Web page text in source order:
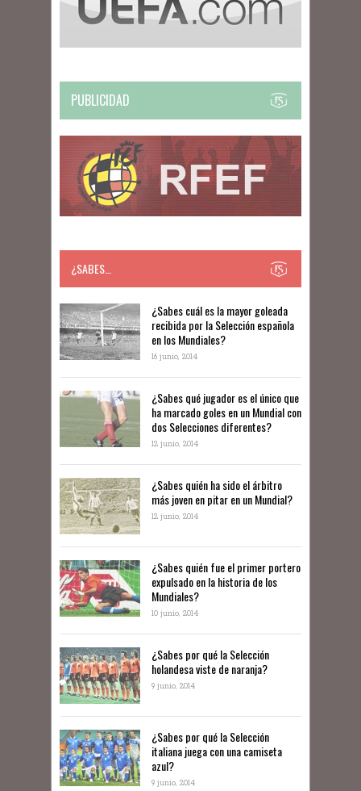
PUBLICIDAD
¿SABES…
​​¿Sabes cuál es la mayor goleada
recibida por la Selección española
en los Mundiales?
16 junio, 2014
¿Sabes qué jugador es el único que
ha marcado goles en un Mundial con
dos Selecciones diferentes?
12 junio, 2014
¿Sabes quién ha sido el árbitro
más joven en pitar en un Mundial?
12 junio, 2014
¿Sabes quién fue el primer portero
expulsado en la historia de los
Mundiales?
10 junio, 2014
​¿Sabes por qué la Selección
holandesa viste de naranja?
9 junio, 2014
¿Sabes por qué la Selección
italiana juega con una camiseta
azul?
9 junio, 2014